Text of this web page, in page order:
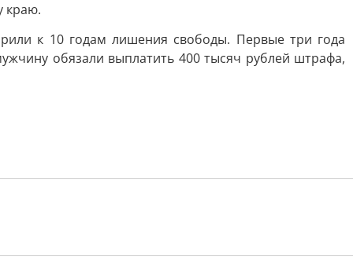
краю.
к 10 годам лишения свободы. Первые три года
обязали выплатить 400 тысяч рублей штрафа,